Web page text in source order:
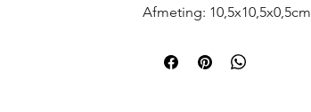
Afmeting: 10,5x10,5x0,5cm